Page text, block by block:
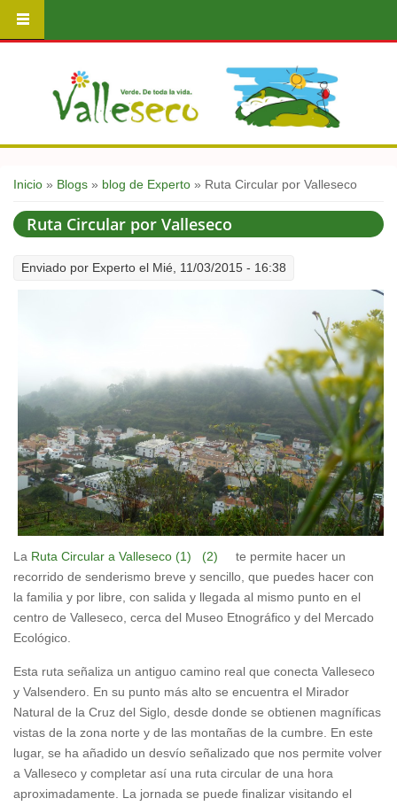
Usted está aquí
Inicio » Blogs » blog de Experto » Ruta Circular por Valleseco
Ruta Circular por Valleseco
Enviado por Experto el Mié, 11/03/2015 - 16:38
La Ruta Circular a Valleseco (1) (2) te permite hacer un
recorrido de senderismo breve y sencillo, que puedes hacer con
la familia y por libre, con salida y llegada al mismo punto en el
centro de Valleseco, cerca del Museo Etnográfico y del Mercado
Ecológico.
Esta ruta señaliza un antiguo camino real que conecta Valleseco
y Valsendero. En su punto más alto se encuentra el Mirador
Natural de la Cruz del Siglo, desde donde se obtienen magníficas
vistas de la zona norte y de las montañas de la cumbre. En este
lugar, se ha añadido un desvío señalizado que nos permite volver
a Valleseco y completar así una ruta circular de una hora
aproximadamente. La jornada se puede finalizar visitando el